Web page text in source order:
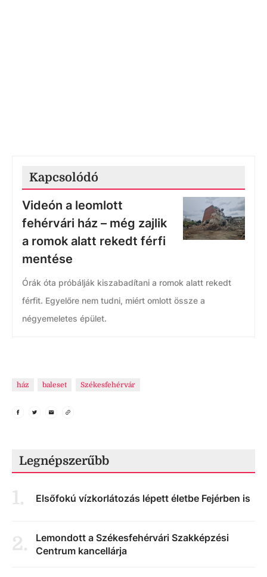
Kapcsolódó
Videón a leomlott
fehérvári ház – még zajlik
a romok alatt rekedt férfi
mentése
Órák óta próbálják kiszabadítani a romok alatt rekedt
férfit. Egyelőre nem tudni, miért omlott össze a
négyemeletes épület.
ház baleset Székesfehérvár
Legnépszerűbb
1. Elsőfokú vízkorlátozás lépett életbe Fejérben is
2.
Lemondott a Székesfehérvári Szakképzési
Centrum kancellárja